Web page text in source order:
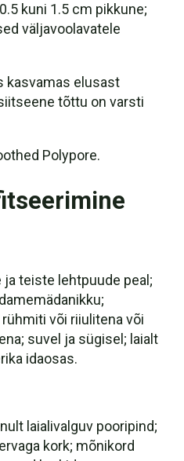
kuni 1.5 cm pikkune;
väljavoolavatele
kasvamas elusast
tõttu on varsti
Polypore.
teiste lehtpuude peal;
või riiulitena või
suvel ja sügisel; laialt
idaosas.
laialivalguv pooripind;
kork; mõnikord